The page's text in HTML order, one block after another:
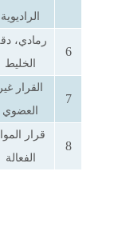
الراديوية
6
رمادي،
الخليط
7
القرار غير
العضوي
8
قرار
الفعالة